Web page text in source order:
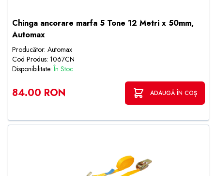
Chinga ancorare marfa 5 Tone 12 Metri x 50mm,
Automax
Producător: Automax
Cod Produs: 1067CN
Disponibilitate:În Stoc
84.00 RON ADAUGĂ ÎN COȘ